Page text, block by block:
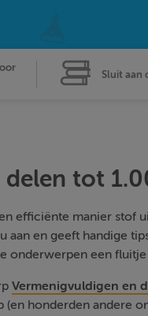
Sluit aan
tot
efficiënte manier stof
aan en geeft handige
onderwerpen een fluitje
Vermenigvuldigen en
honderden andere